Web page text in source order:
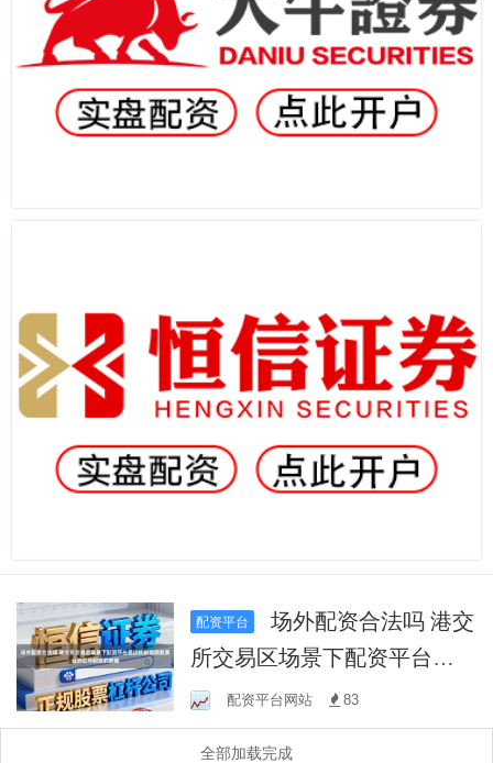
配资平台
场外配资合法吗 港交
所交易区场景下配资平台退
出机制说明股票证券杠杆配
资的数据
配资平台网站 83
全部加载完成